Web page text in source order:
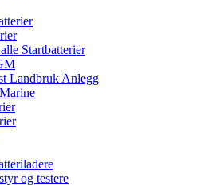
Startbatterier
Landbruk Anlegg
og testere